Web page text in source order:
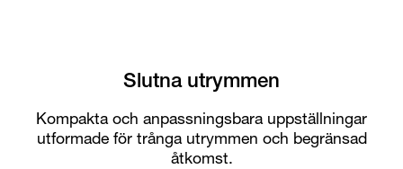
Slutna utrymmen
Kompakta och anpassningsbara uppställningar
utformade för trånga utrymmen och begränsad
åtkomst.